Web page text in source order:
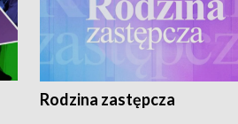
Rodzina zastępcza